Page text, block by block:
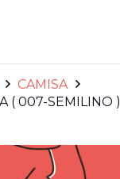
CAMISA
( 007-SEMILINO )